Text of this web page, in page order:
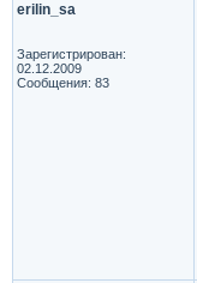
erilin_sa
Зарегистрирован:
02.12.2009
Сообщения: 83